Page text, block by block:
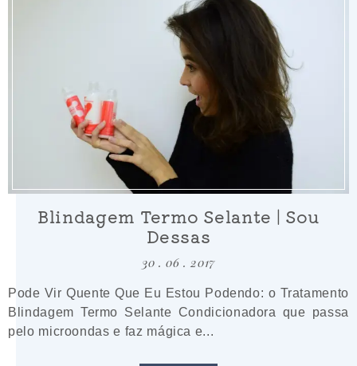
Blindagem Termo Selante | Sou
Dessas
30 . 06 . 2017
Pode Vir Quente Que Eu Estou Podendo: o Tratamento
Blindagem Termo Selante Condicionadora que passa
pelo microondas e faz mágica e...